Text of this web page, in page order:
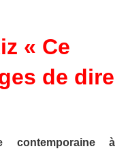
« Ce
de dire
contemporaine à